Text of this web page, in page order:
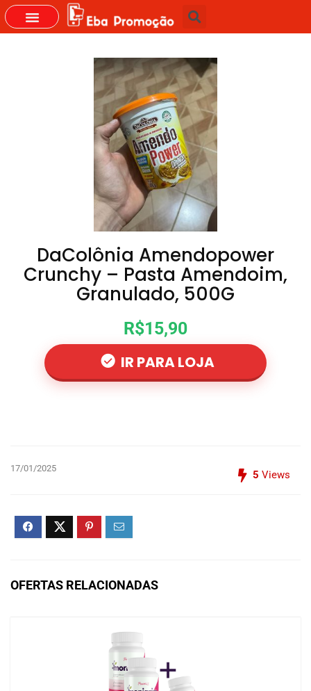
DaColônia Amendopower
Crunchy – Pasta Amendoim,
Granulado, 500G
R$15,90
IR PARA LOJA
17/01/2025
5 Views
OFERTAS RELACIONADAS